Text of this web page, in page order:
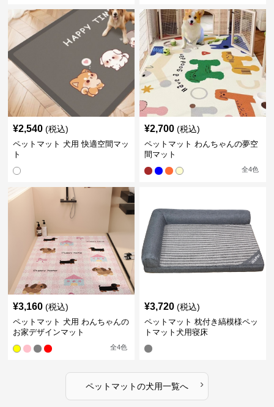
¥2,540 (税込)
ペットマット 犬用 快適空間マッ
ト
¥2,700 (税込)
ペットマット わんちゃんの夢空
間マット
全4色
¥3,160 (税込)
ペットマット 犬用 わんちゃんの
お家デザインマット
全4色
¥3,720 (税込)
ペットマット 枕付き縞模様ペッ
トマット犬用寝床
ペットマットの犬用一覧へ ›